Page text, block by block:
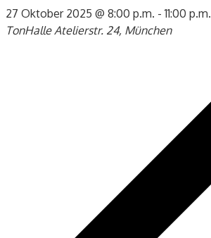
27 Oktober 2025 @ 8:00 p.m. -11:00 p.m.
TonHalle Atelierstr. 24, München